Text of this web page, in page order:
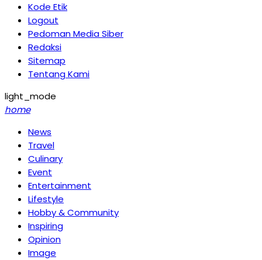
Kode Etik
Logout
Pedoman Media Siber
Redaksi
Sitemap
Tentang Kami
light_mode
home
News
Travel
Culinary
Event
Entertainment
Lifestyle
Hobby & Community
Inspiring
Opinion
Image